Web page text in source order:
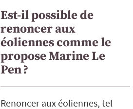
Est-il possible de
renoncer aux
éoliennes comme le
propose Marine Le
Pen ?
Renoncer aux éoliennes, tel